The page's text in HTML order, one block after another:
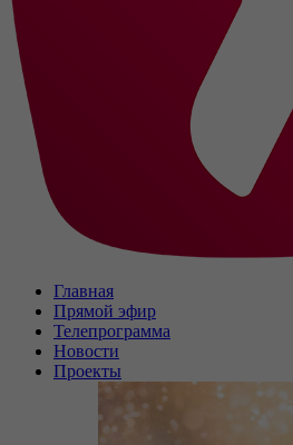
Главная
Прямой эфир
Телепрограмма
Новости
Проекты